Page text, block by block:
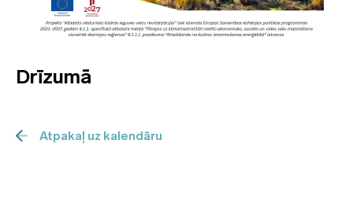
Drīzumā
Atpakaļ uz kalendāru